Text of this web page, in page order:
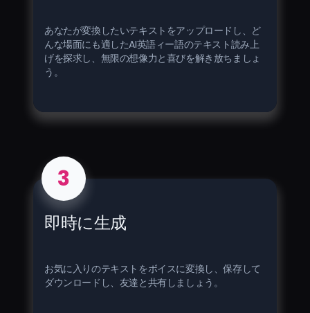
あなたが変換したいテキストをアップロードし、ど
んな場面にも適したAI英語ィー語のテキスト読み上
げを探求し、無限の想像力と喜びを解き放ちましょ
う。
3
即時に生成
お気に入りのテキストをボイスに変換し、保存して
ダウンロードし、友達と共有しましょう。